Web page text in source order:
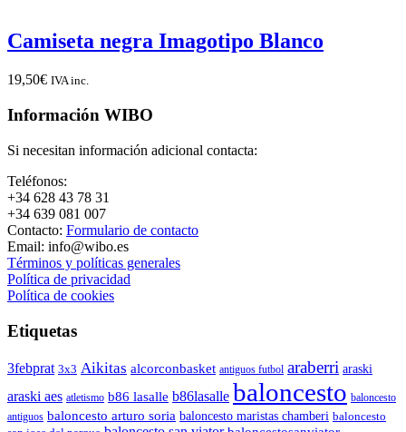
Camiseta negra Imagotipo Blanco
19,50€ IVA inc.
Información WIBO
Si necesitan información adicional contacta:
Teléfonos:
+34 628 43 78 31
+34 639 081 007
Contacto: Formulario de contacto
Email: info@wibo.es
Términos y políticas generales
Política de privacidad
Política de cookies
Etiquetas
3febprat 3x3 Aikitas alcorconbasket antiguos futbol araberri araski
araski aes atletismo b86 lasalle b86lasalle baloncesto baloncesto
antiguos baloncesto arturo soria baloncesto maristas chamberi baloncesto